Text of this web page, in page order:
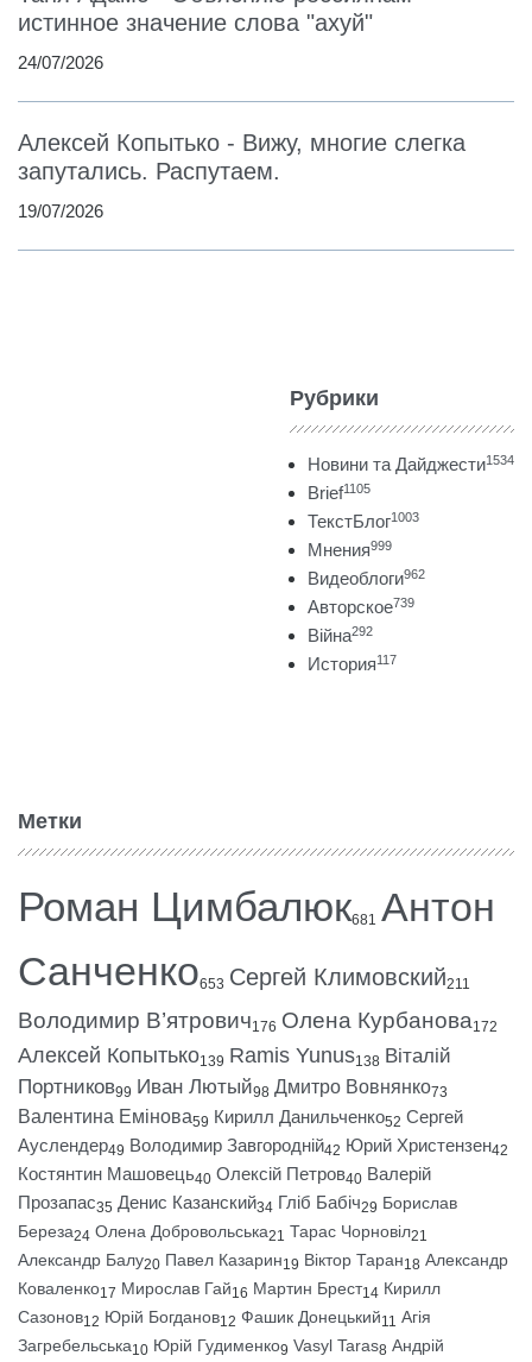
истинное значение слова "ахуй"
24/07/2026
Алексей Копытько - Вижу, многие слегка
запутались. Распутаем.
19/07/2026
Рубрики
Новини та Дайджести1534
Brief1105
ТекстБлог1003
Мнения999
Видеоблоги962
Авторское739
Війна292
История117
Метки
Роман Цимбалюк681 Антон
Санченко653 Сергей Климовский211
Володимир В’ятрович176 Олена Курбанова172
Алексей Копытько139 Ramis Yunus138 Віталій
Портников99 Иван Лютый98 Дмитро Вовнянко73
Валентина Емінова59 Кирилл Данильченко52 Сергей
Ауслендер49 Володимир Завгородній42 Юрий Христензен42
Костянтин Машовець40 Олексій Петров40 Валерій
Прозапас35 Денис Казанский34 Гліб Бабіч29 Борислав
Береза24 Олена Добровольська21 Тарас Чорновіл21
Александр Балу20 Павел Казарин19 Віктор Таран18 Александр
Коваленко17 Мирослав Гай16 Мартин Брест14 Кирилл
Сазонов12 Юрій Богданов12 Фашик Донецький11 Агія
Загребельська10 Юрій Гудименко9 Vasyl Taras8 Андрій